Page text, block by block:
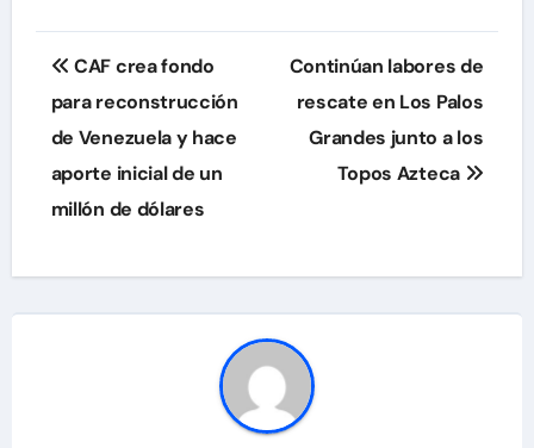
Navegación
de
entradas
CAF crea fondo
para reconstrucción
de Venezuela y hace
aporte inicial de un
millón de dólares
Continúan labores de
rescate en Los Palos
Grandes junto a los
Topos Azteca